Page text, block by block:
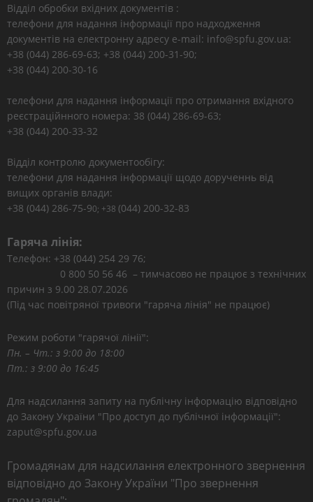
Відділ обробки вхідних документів :
телефони для надання інформації про надходження
документів на електронну адресу e-mail: info@spfu.gov.ua:
+38 (044) 286-69-63; +38 (044) 200-31-90;
+38 (044) 200-30-16
телефони для надання інформації про отримання вхідного
реєстраційнного номера: 38 (044) 286-69-63;
+38 (044) 200-33-32
Відділ контролю документообігу:
телефони для надання інформації щодо дорученнь від
вищих органів влади:
+38 (044) 286-75-90; +38 (044) 200-32-83
Гаряча лінія:
Телефон: +38 (044) 254 29 76;
0 800 50 56 46 – тимчасово не працює з технічних
причин з 9.00 28.07.2026
(Під час повітряної тривоги "гаряча лінія" не працює)
Режим роботи "гарячої лінії":
Пн. – Чт.: з 9:00 до 18:00
Пт.: з 9:00 до 16:45
Для надсилання запиту на публічну інформацію відповідно
до Закону України "Про доступ до публічної інформації":
zaput@spfu.gov.ua
Громадянам для надсилання електронного звернення
відповідно до Закону України "Про звернення